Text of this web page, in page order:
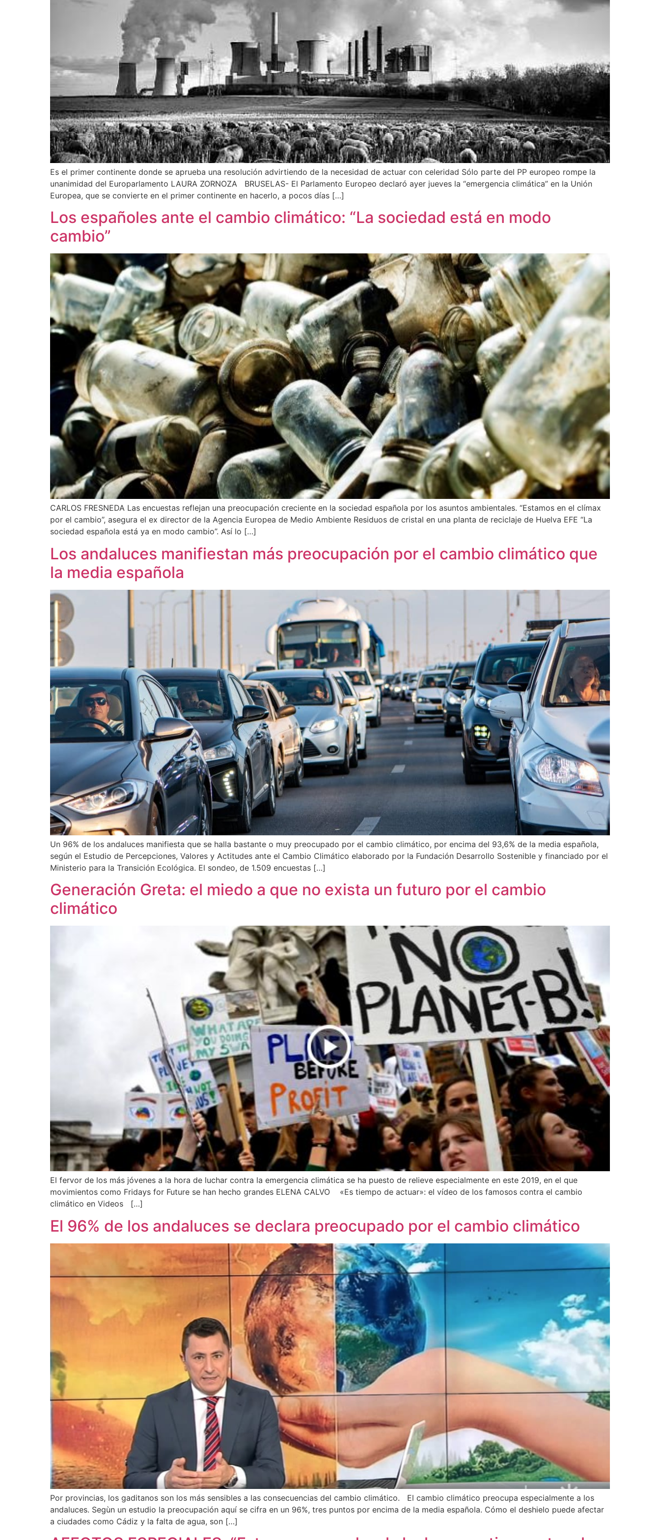
Es el primer continente donde se aprueba una resolución advirtiendo de la necesidad de actuar con celeridad Sólo parte del PP europeo rompe la
unanimidad del Europarlamento LAURA ZORNOZA BRUSELAS- El Parlamento Europeo declaró ayer jueves la “emergencia climática” en la Unión
Europea, que se convierte en el primer continente en hacerlo, a pocos días […]
Los españoles ante el cambio climático: “La sociedad está en modo
cambio”
CARLOS FRESNEDA Las encuestas reflejan una preocupación creciente en la sociedad española por los asuntos ambientales. “Estamos en el clímax
por el cambio”, asegura el ex director de la Agencia Europea de Medio Ambiente Residuos de cristal en una planta de reciclaje de Huelva EFE “La
sociedad española está ya en modo cambio”. Así lo […]
Los andaluces manifiestan más preocupación por el cambio climático que
la media española
Un 96% de los andaluces manifiesta que se halla bastante o muy preocupado por el cambio climático, por encima del 93,6% de la media española,
según el Estudio de Percepciones, Valores y Actitudes ante el Cambio Climático elaborado por la Fundación Desarrollo Sostenible y financiado por el
Ministerio para la Transición Ecológica. El sondeo, de 1.509 encuestas […]
Generación Greta: el miedo a que no exista un futuro por el cambio
climático
El fervor de los más jóvenes a la hora de luchar contra la emergencia climática se ha puesto de relieve especialmente en este 2019, en el que
movimientos como Fridays for Future se han hecho grandes ELENA CALVO «Es tiempo de actuar»: el vídeo de los famosos contra el cambio
climático en Videos […]
El 96% de los andaluces se declara preocupado por el cambio climático
Por provincias, los gaditanos son los más sensibles a las consecuencias del cambio climático. El cambio climático preocupa especialmente a los
andaluces. Segùn un estudio la preocupación aquí se cifra en un 96%, tres puntos por encima de la media española. Cómo el deshielo puede afectar
a ciudades como Cádiz y la falta de agua, son […]